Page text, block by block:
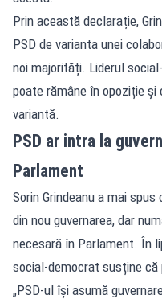
Prin această declarație,
PSD de varianta unei
noi majorități. Liderul
poate rămâne în opoziție
variantă.
PSD ar intra la
Parlament
Sorin Grindeanu a mai
din nou guvernarea, dar
necesară în Parlament. În
social-democrat susține
„PSD-ul își asumă